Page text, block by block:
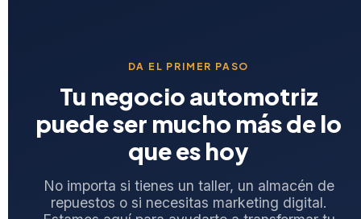
DA EL PRIMER PASO
Tu negocio automotriz
puede ser mucho más de lo
que es hoy
No importa si tienes un taller, un almacén de
repuestos o si necesitas marketing digital.